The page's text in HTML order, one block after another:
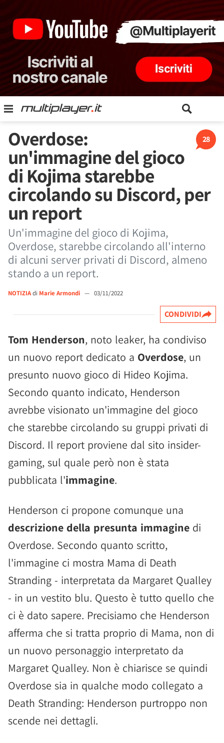
28
Overdose:
un'immagine del gioco
di Kojima starebbe
circolando su Discord, per
un report
Un'immagine del gioco di Kojima,
Overdose, starebbe circolando all'interno
di alcuni server privati di Discord, almeno
stando a un report.
NOTIZIAdi Marie Armondi — 03/11/2022
CONDIVIDI
Tom Henderson, noto leaker, ha condiviso
un nuovo report dedicato a Overdose, un
presunto nuovo gioco di Hideo Kojima.
Secondo quanto indicato, Henderson
avrebbe visionato un'immagine del gioco
che starebbe circolando su gruppi privati di
Discord. Il report proviene dal sito insider-
gaming, sul quale però non è stata
pubblicata l'immagine.
Henderson ci propone comunque una
descrizione della presunta immagine di
Overdose. Secondo quanto scritto,
l'immagine ci mostra Mama di Death
Stranding - interpretata da Margaret Qualley
- in un vestito blu. Questo è tutto quello che
ci è dato sapere. Precisiamo che Henderson
afferma che si tratta proprio di Mama, non di
un nuovo personaggio interpretato da
Margaret Qualley. Non è chiarisce se quindi
Overdose sia in qualche modo collegato a
Death Stranding: Henderson purtroppo non
scende nei dettagli.